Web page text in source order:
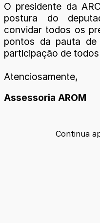
O presidente da
postura do
convidar todos os
pontos da pauta de
participação de
Atenciosamente,
Assessoria AROM
Continua